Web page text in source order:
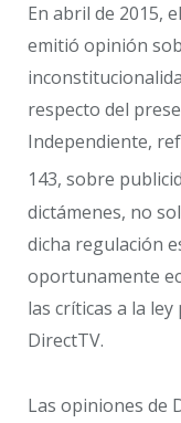
En abril de 2015,
emitió opinión
respecto del
Independiente,
143, sobre
dictámenes, no
dicha regulación
oportunamente
las críticas a la
DirectTV.
Las opiniones de